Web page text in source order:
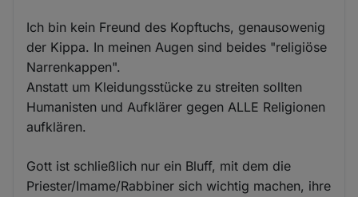
Ich bin kein Freund des Kopftuchs, genausowenig
der Kippa. In meinen Augen sind beides "religiöse
Narrenkappen".
Anstatt um Kleidungsstücke zu streiten sollten
Humanisten und Aufklärer gegen ALLE Religionen
aufklären.
Gott ist schließlich nur ein Bluff, mit dem die
Priester/Imame/Rabbiner sich wichtig machen, ihre